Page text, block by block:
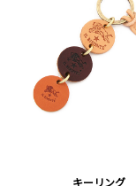
キーリング